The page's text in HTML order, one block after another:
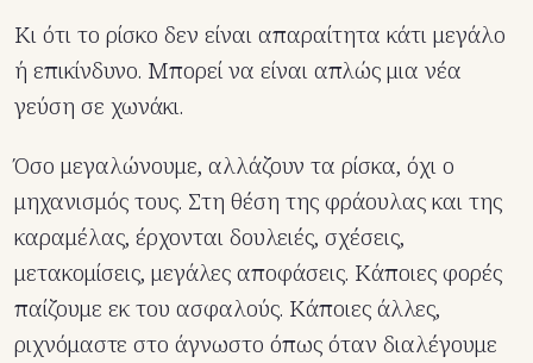
Κι ότι το ρίσκο δεν είναι απαραίτητα κάτι μεγάλο
ή επικίνδυνο. Μπορεί να είναι απλώς μια νέα
γεύση σε χωνάκι.
Όσο μεγαλώνουμε, αλλάζουν τα ρίσκα, όχι ο
μηχανισμός τους. Στη θέση της φράουλας και της
καραμέλας, έρχονται δουλειές, σχέσεις,
μετακομίσεις, μεγάλες αποφάσεις. Κάποιες φορές
παίζουμε εκ του ασφαλούς. Κάποιες άλλες,
ριχνόμαστε στο άγνωστο όπως όταν διαλέγουμε